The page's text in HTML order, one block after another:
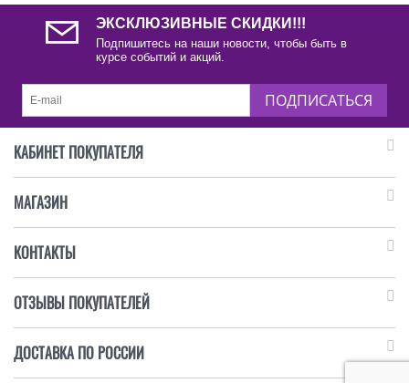
ЭКСКЛЮЗИВНЫЕ СКИДКИ!!!
Подпишитесь на наши новости, чтобы быть в
курсе событий и акций.
ПОДПИСАТЬСЯ
КАБИНЕТ ПОКУПАТЕЛЯ
МАГАЗИН
КОНТАКТЫ
ОТЗЫВЫ ПОКУПАТЕЛЕЙ
ДОСТАВКА ПО РОССИИ